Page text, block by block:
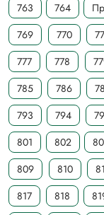
763
764
769
770
777
778
785
786
793
794
801
802
809
810
817
818